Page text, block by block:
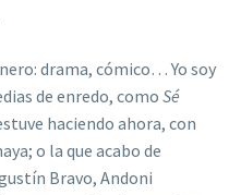
drama, cómico… Yo soy
de enredo, como Sé
haciendo ahora, con
o la que acabo de
Bravo, Andoni